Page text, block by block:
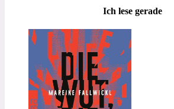
Ich lese gerade